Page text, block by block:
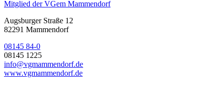
Mitglied der VGem Mammendorf
Augsburger Straße 12
82291 Mammendorf
08145 84-0
08145 1225
info@vgmammendorf.de
www.vgmammendorf.de